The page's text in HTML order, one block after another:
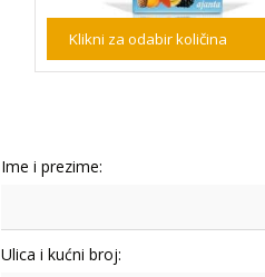
Ime i prezime:
Ulica i kućni broj: